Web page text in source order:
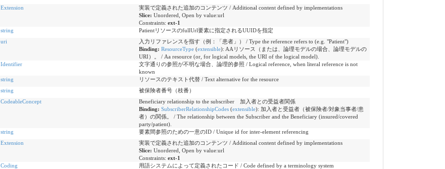
Extension
実装で定義された追加のコンテンツ / Additional content defined by implementations
Slice: Unordered, Open by value:url
Constraints: ext-1
string
PatientリソースのfullUrl要素に指定されるUUIDを指定
uri
入力リファレンスを指す（例：「患者」） / Type the reference refers to (e.g. "Patient")
Binding: ResourceType(extensible): AAリソース（または、論理モデルの場合、論理モデルの
URI）。 / Aa resource (or, for logical models, the URI of the logical model).
Identifier
文字通りの参照が不明な場合、論理的参照 / Logical reference, when literal reference is not
known
string
リソースのテキスト代替 / Text alternative for the resource
string
被保険者番号（枝番）
CodeableConcept
Beneficiary relationship to the subscriber 加入者との受益者関係
Binding: SubscriberRelationshipCodes(extensible): 加入者と受益者（被保険者/対象当事者/患
者）の関係。 / The relationship between the Subscriber and the Beneficiary (insured/covered
party/patient).
string
要素間参照のための一意のID / Unique id for inter-element referencing
Extension
実装で定義された追加のコンテンツ / Additional content defined by implementations
Slice: Unordered, Open by value:url
Constraints: ext-1
Coding
用語システムによって定義されたコード / Code defined by a terminology system